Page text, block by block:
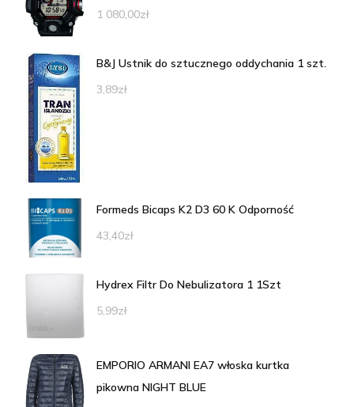
1 080,00zł
B&J Ustnik do sztucznego oddychania 1 szt.
3,89zł
Formeds Bicaps K2 D3 60 K Odporność
43,40zł
Hydrex Filtr Do Nebulizatora 1 1Szt
5,99zł
EMPORIO ARMANI EA7 włoska kurtka
pikowna NIGHT BLUE